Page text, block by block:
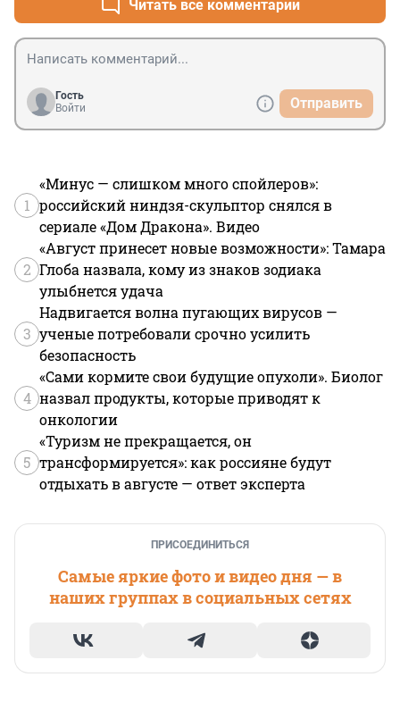
Читать все комментарии
Гость
Войти
Отправить
1
«Минус — слишком много спойлеров»:
российский ниндзя-скульптор снялся в
сериале «Дом Дракона». Видео
2
«Август принесет новые возможности»: Тамара
Глоба назвала, кому из знаков зодиака
улыбнется удача
3
Надвигается волна пугающих вирусов —
ученые потребовали срочно усилить
безопасность
4
«Сами кормите свои будущие опухоли». Биолог
назвал продукты, которые приводят к
онкологии
5
«Туризм не прекращается, он
трансформируется»: как россияне будут
отдыхать в августе — ответ эксперта
ПРИСОЕДИНИТЬСЯ
Самые яркие фото и видео дня — в
наших группах в социальных сетях